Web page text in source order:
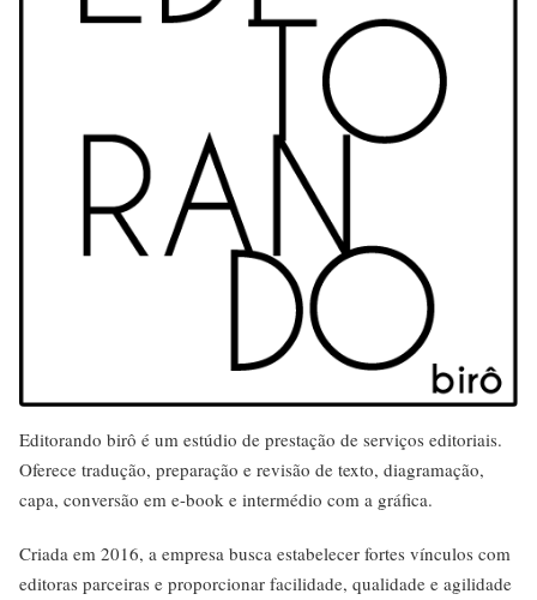
Editorando birô é um estúdio de prestação de serviços editoriais.
Oferece tradução, preparação e revisão de texto, diagramação,
capa, conversão em e-book e intermédio com a gráfica.
Criada em 2016, a empresa busca estabelecer fortes vínculos com
editoras parceiras e proporcionar facilidade, qualidade e agilidade